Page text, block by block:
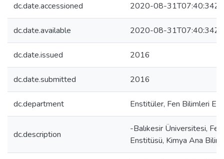
dc.date.accessioned 2020-08-31T07:40:34Z
dc.date.available 2020-08-31T07:40:34Z
dc.date.issued 2016
dc.date.submitted 2016
dc.department Enstitüler, Fen Bilimleri
dc.description
-Balıkesir Üniversitesi,
Enstitüsü, Kimya Ana Bilim